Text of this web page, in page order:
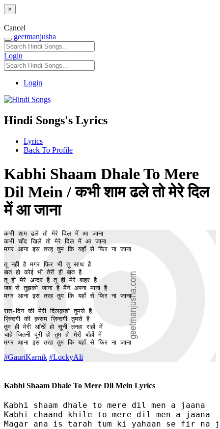
×
Cancel
geetmanjusha
Login
Login
Hindi Songs's Lyrics
Lyrics
Back To Profile
Kabhi Shaam Dhale To Mere
Dil Mein / कभी शाम ढले तो मेरे दिल
में आ जाना
कभी शाम ढले तो मेरे दिल में आ जाना
कभी चाँद खिले तो मेरे दिल में आ जाना
मगर आना इस तरह तुम कि यहाँ से फिर ना जाना
तू नहीं है मगर फिर भी तू साथ है
बात हो कोई भी तेरी ही बात है
तू ही मेरे अन्दर है तू ही मेरे बाहर है
जब से तुझको जाना है मैने अपना माना है
मगर आना इस तरह तुम कि यहाँ से फिर ना जाना
रात-दिन की मेरी दिलक़शी तुमसे है
ज़िन्दगी की क़सम ज़िन्दगी तुमसे है
तुम ही मेरी आँखें हो सूनी तनहा राहों में
चाहे जितनी दूरी हो तुम हो मेरी बाँहों में
मगर आना इस तरह तुम कि यहाँ से फिर ना जाना
#GauriKarnik #LuckyAli
Kabhi Shaam Dhale To Mere Dil Mein Lyrics
Kabhi shaam dhale to mere dil men a jaana
Kabhi chaand khile to mere dil men a jaana
Magar ana is tarah tum ki yahaan se fir na